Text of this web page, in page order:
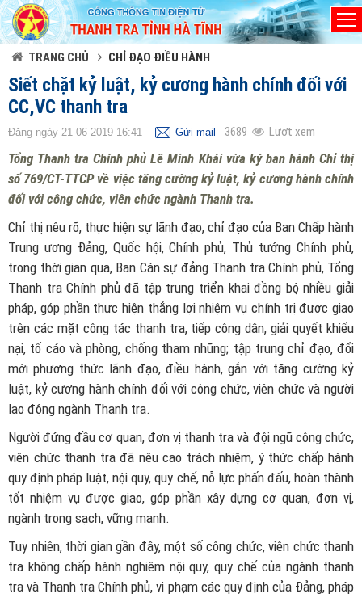
TRANG CHỦ CHỈ ĐẠO ĐIỀU HÀNH
Siết chặt kỷ luật, kỷ cương hành chính đối với
CC,VC thanh tra
Đăng ngày 21-06-2019 16:41 Gửi mail 3689 Lượt xem
Tổng Thanh tra Chính phủ Lê Minh Khái vừa ký ban hành Chỉ thị
số 769/CT-TTCP về việc tăng cường kỷ luật, kỷ cương hành chính
đối với công chức, viên chức ngành Thanh tra.
Chỉ thị nêu rõ, thực hiện sự lãnh đạo, chỉ đạo của Ban Chấp hành
Trung ương Đảng, Quốc hội, Chính phủ, Thủ tướng Chính phủ,
trong thời gian qua, Ban Cán sự đảng Thanh tra Chính phủ, Tổng
Thanh tra Chính phủ đã tập trung triển khai đồng bộ nhiều giải
pháp, góp phần thực hiện thắng lợi nhiệm vụ chính trị được giao
trên các mặt công tác thanh tra, tiếp công dân, giải quyết khiếu
nại, tố cáo và phòng, chống tham nhũng; tập trung chỉ đạo, đổi
mới phương thức lãnh đạo, điều hành, gắn với tăng cường kỷ
luật, kỷ cương hành chính đối với công chức, viên chức và người
lao động ngành Thanh tra.
Người đứng đầu cơ quan, đơn vị thanh tra và đội ngũ công chức,
viên chức thanh tra đã nêu cao trách nhiệm, ý thức chấp hành
quy định pháp luật, nội quy, quy chế, nỗ lực phấn đấu, hoàn thành
tốt nhiệm vụ được giao, góp phần xây dựng cơ quan, đơn vị,
ngành trong sạch, vững mạnh.
Tuy nhiên, thời gian gần đây, một số công chức, viên chức thanh
tra không chấp hành nghiêm nội quy, quy chế của ngành thanh
tra và Thanh tra Chính phủ, vi phạm các quy định của Đảng, pháp
Đã kết nối EMC